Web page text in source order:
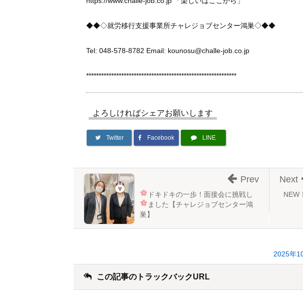
◆◆◇就労移行支援事業所チャレジョブセンター鴻巣◇◆◆
Tel: 048-578-8782 Email: kounosu@challe-job.co.jp
************************************************************
よろしければシェアお願いします
Twitter Facebook LINE
NEW
Next
ドキドキの一歩！面接会に挑戦し
ました
【チャレジョブセンター鴻
巣】
Prev
2025年
この記事のトラックバックURL